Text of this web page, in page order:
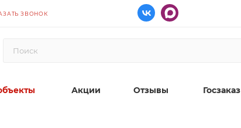
ЗВОНОК
Акции Отзывы Госзаказ